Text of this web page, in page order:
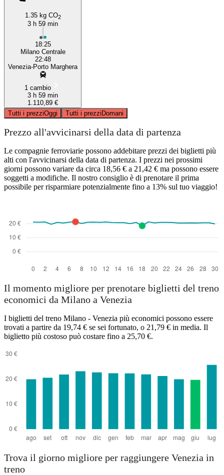
1.35 kg CO2
3 h 59 min
18:25
Milano Centrale
22:48
Venezia-Porto Marghera
1 cambio
3 h 59 min
1.110,89 €
Tutti i prezziOggi Tutti i prezziDomani
Prezzo all'avvicinarsi della data di partenza
Le compagnie ferroviarie possono addebitare prezzi dei biglietti più
alti con l'avvicinarsi della data di partenza. I prezzi nei prossimi
giorni possono variare da circa 18,56 € a 21,42 € ma possono essere
soggetti a modifiche. Il nostro consiglio è di prenotare il prima
possibile per risparmiare potenzialmente fino a 13% sul tuo viaggio!
Il momento migliore per prenotare biglietti del treno
economici da Milano a Venezia
I biglietti del treno Milano - Venezia più economici possono essere
trovati a partire da 19,74 € se sei fortunato, o 21,79 € in media. Il
biglietto più costoso può costare fino a 25,70 €.
Trova il giorno migliore per raggiungere Venezia in
treno